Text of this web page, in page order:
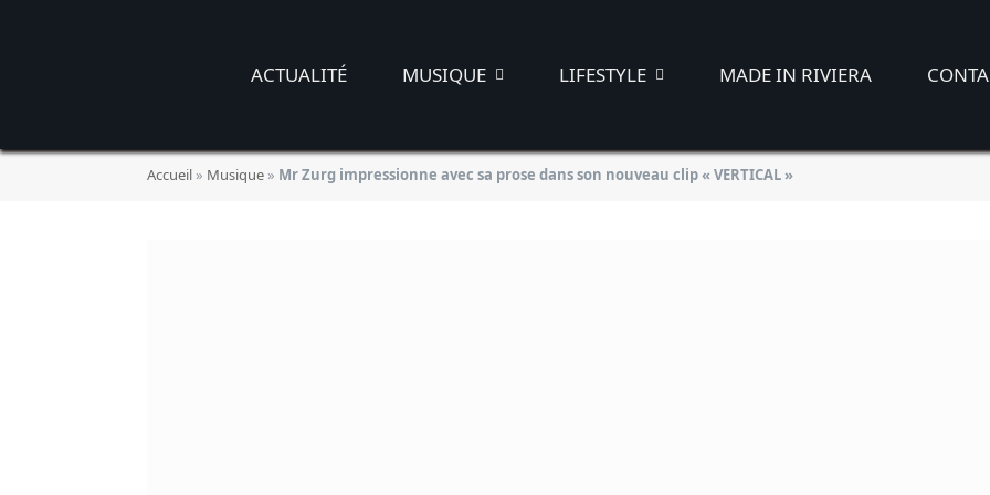
ACTUALITÉ MUSIQUE LIFESTYLE MADE IN RIVIERA
Accueil» Musique» Mr Zurg impressionne avec sa prose dans son nouveau clip « VERTICAL »